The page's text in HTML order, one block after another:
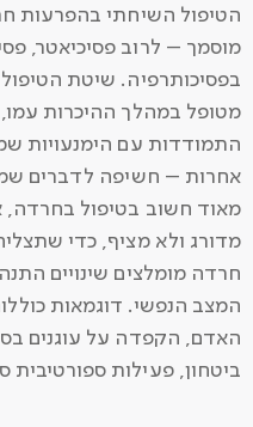
הטיפול השיחתי בהפרעות
מוסמך – לרוב פסיכיאטר,
בפסיכותרפיה. שיטת
מטופל במהלך ההיכרות
התמודדות עם הימנעויות
אחרות – חשיפה לדברים
מאוד חשוב בטיפול
מדורג ולא מציף, כדי
חרדה מומלצים שינויים
המצב הנפשי. דוגמאות
האדם, הקפדה על עוגנים
ביטחון, פעילות ספורטיבית